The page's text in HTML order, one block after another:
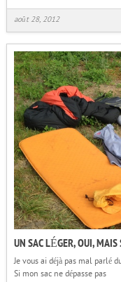
août 28, 2012
UN SAC LÉGER, OUI,
Je vous ai déjà pas mal parlé
Si mon sac ne dépasse pas